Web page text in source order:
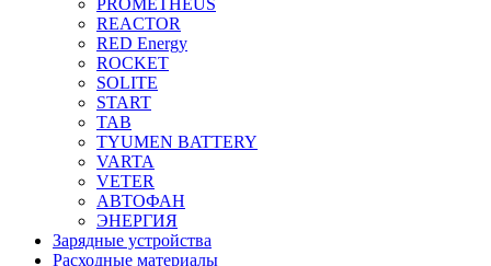
PROMETHEUS
REACTOR
RED Energy
ROCKET
SOLITE
START
TAB
TYUMEN BATTERY
VARTA
VETER
АВТОФАН
ЭНЕРГИЯ
Зарядные устройства
Расходные материалы